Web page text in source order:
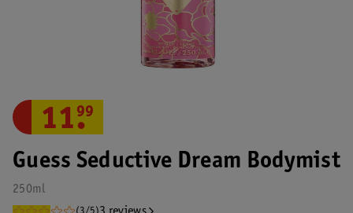
Guess Seductive Dream Bodymist
250ml
11.
99